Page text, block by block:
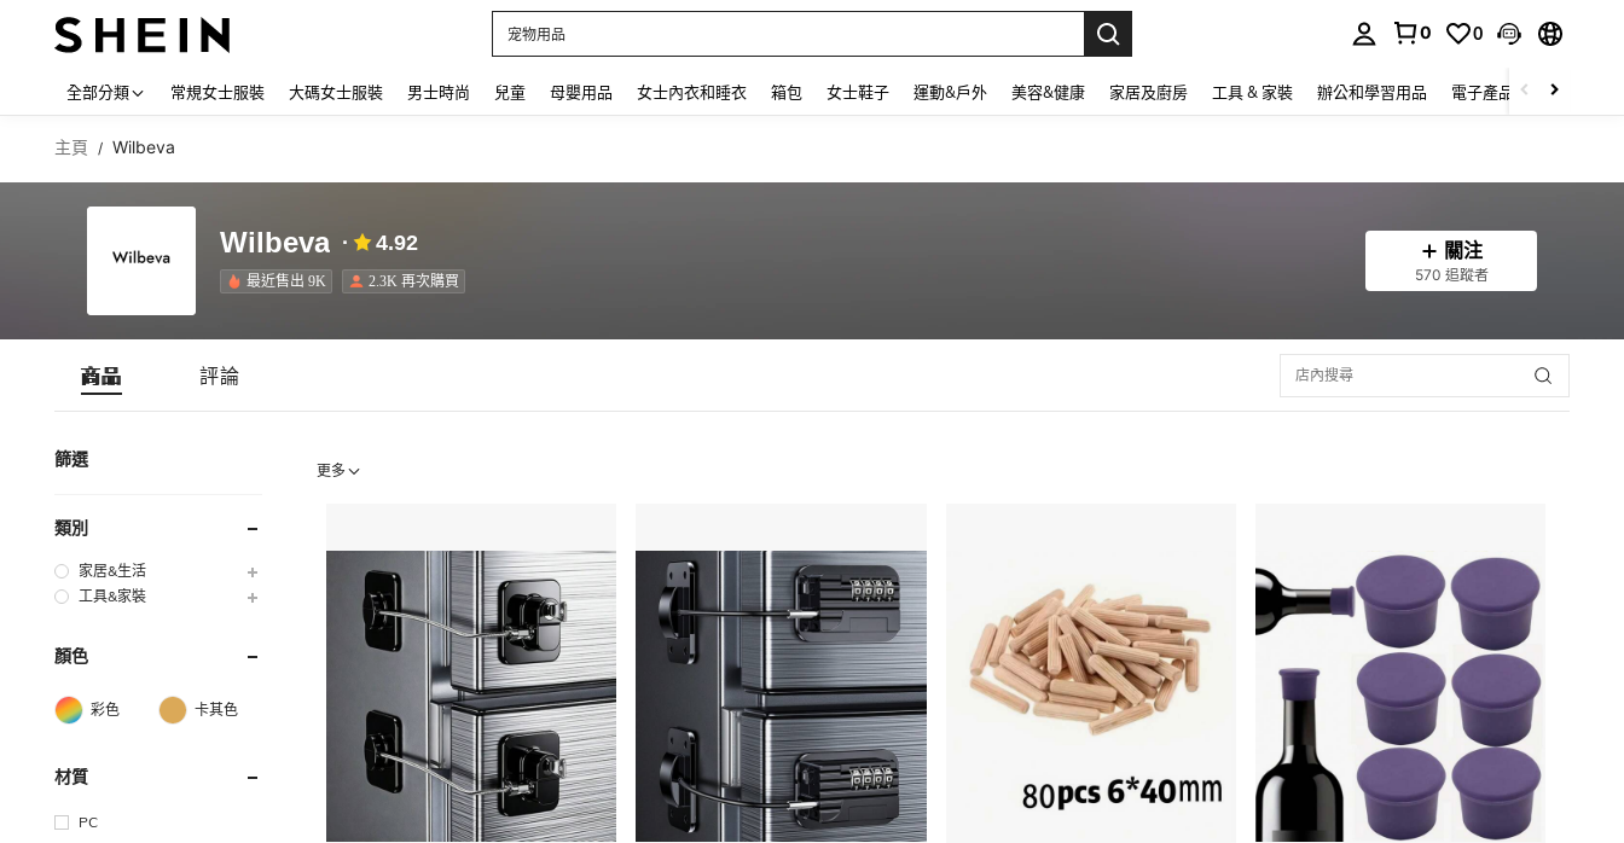
宠物用品
0 0
全部分類 常規女士服裝 大碼女士服裝 男士時尚 兒童 母嬰用品 女士內衣和睡衣 箱包 女士鞋子 運動&戶外 美容&健康 家居及廚房 工具 & 家裝 辦公和學習用品 電子產品 玩具
主頁 / Wilbeva
Wilbeva 4.92
最近售出 9K 2.3K 再次購買
關注
570 追蹤者
商品 評論
篩選
類別
家居&生活
工具&家裝
顏色
彩色 卡其色
材質
PC
更多